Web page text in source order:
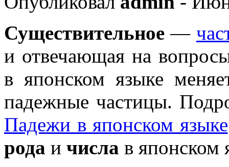
Существительное —
и отвечающая на
в японском языке
падежные частицы.
Падежи в японском языке
рода и числа в